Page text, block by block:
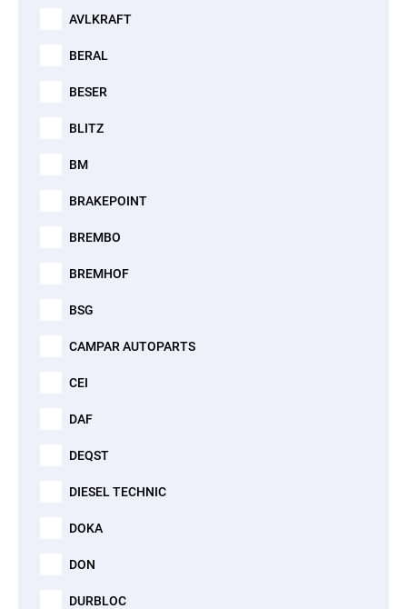
AVLKRAFT
BERAL
BESER
BLITZ
BM
BRAKEPOINT
BREMBO
BREMHOF
BSG
CAMPAR AUTOPARTS
CEI
DAF
DEQST
DIESEL TECHNIC
DOKA
DON
DURBLOC